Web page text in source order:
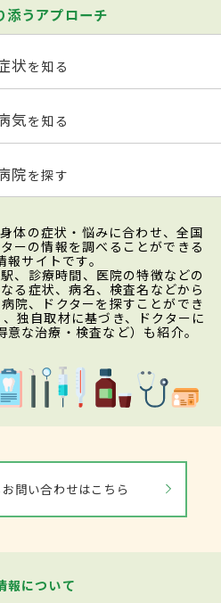
添うアプローチ
状を知る
気を知る
院を探す
体の症状・悩みに合わせ、全国
ーの情報を調べることができる
サイトです。
、診療時間、医院の特徴などの
る症状、病名、検査名などから
院、ドクターを探すことができ
独自取材に基づき、ドクターに
な治療・検査など）も紹介。
問い合わせはこちら
報について